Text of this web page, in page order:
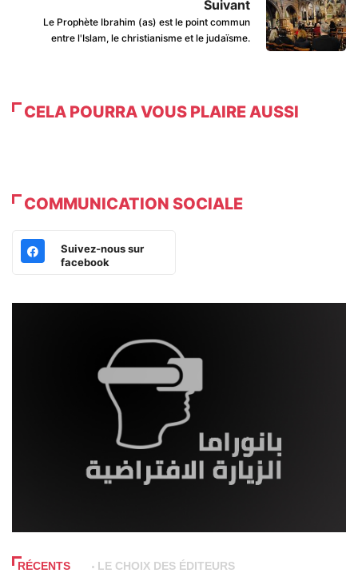
Suivant
Le Prophète Ibrahim (as) est le point commun
entre l'Islam, le christianisme et le judaïsme.
CELA POURRA VOUS PLAIRE AUSSI
COMMUNICATION SOCIALE
Suivez-nous sur
facebook
RÉCENTS
LE CHOIX DES ÉDITEURS